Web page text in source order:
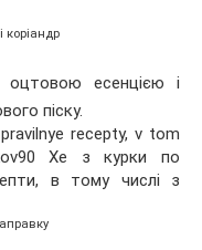
коріандр
есенцією і
піску.